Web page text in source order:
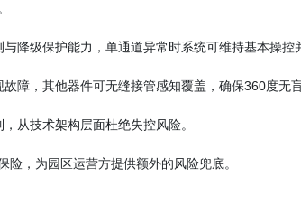
降级保护能力，单通道异常时系统可维持基本操控
障，其他器件可无缝接管感知覆盖，确保360度无盲
从技术架构层面杜绝失控风险。
，为园区运营方提供额外的风险兜底。